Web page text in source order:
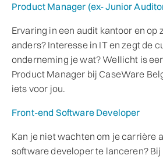
Product Manager (ex- Junior
Ervaring in een audit kantoor en op
anders? Interesse in IT en zegt de
onderneming je wat? Wellicht is
Product Manager bij CaseWare
iets voor jou.
Front-end Software Developer
Kan je niet wachten om je carrière
software developer te lanceren?